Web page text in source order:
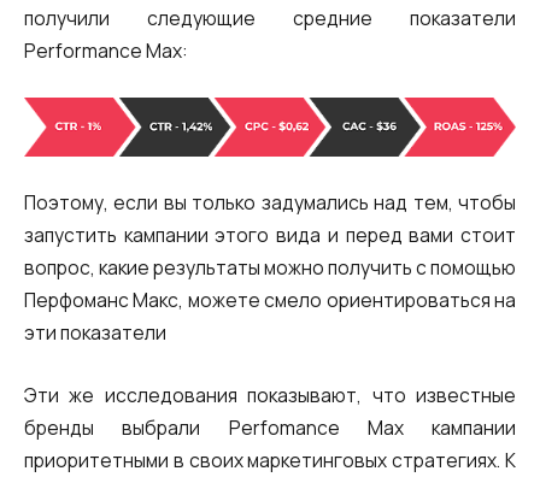
получили следующие средние показатели
Performance Max:
Поэтому, если вы только задумались над тем, чтобы
запустить кампании этого вида и перед вами стоит
вопрос, какие результаты можно получить с помощью
Перфоманс Макс, можете смело ориентироваться на
эти показатели
Эти же исследования показывают, что известные
бренды выбрали Perfomance Max кампании
приоритетными в своих маркетинговых стратегиях. К